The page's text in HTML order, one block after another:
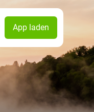
App laden